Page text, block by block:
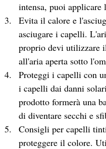
intensa, puoi applicare
Evita il calore e
asciugare i capelli.
proprio devi utilizzare
all'aria aperta sotto
Proteggi i capelli con
i capelli dai danni
prodotto formerà una
di diventare secchi e
Consigli per capelli
proteggere il colore.